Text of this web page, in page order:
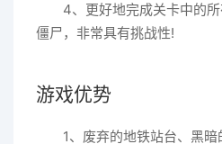
4、更好地完成关卡中的
僵尸，非常具有挑战性!
游戏优势
1、废弃的地铁站台、黑暗